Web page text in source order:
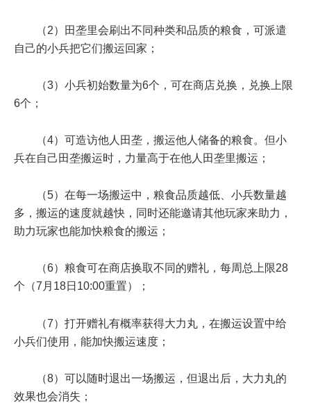
（2）田垄里会刷出不同种类和品质的粮食，可派遣
自己的小兵把它们搬运回家；
（3）小兵初始数量为6个，可在商店兑换，兑换上限
6个；
（4）可造访他人田垄，搬运他人储备的粮食。但小
兵在自己田垄搬运时，力量高于在他人田垄里搬运；
（5）在每一场搬运中，粮食品质越低、小兵数量越
多，搬运的速度就越快，同时还能邀请其他玩家来助力，
助力玩家也能加快粮食的搬运；
（6）粮食可在商店换取不同的赠礼，每周总上限28
个 （7月18日10:00重置）；
（7）打开赠礼有概率获得大力丸，在搬运设置中给
小兵们使用，能加快搬运速度；
（8）可以随时退出一场搬运，但退出后，大力丸的
效果也会消失；